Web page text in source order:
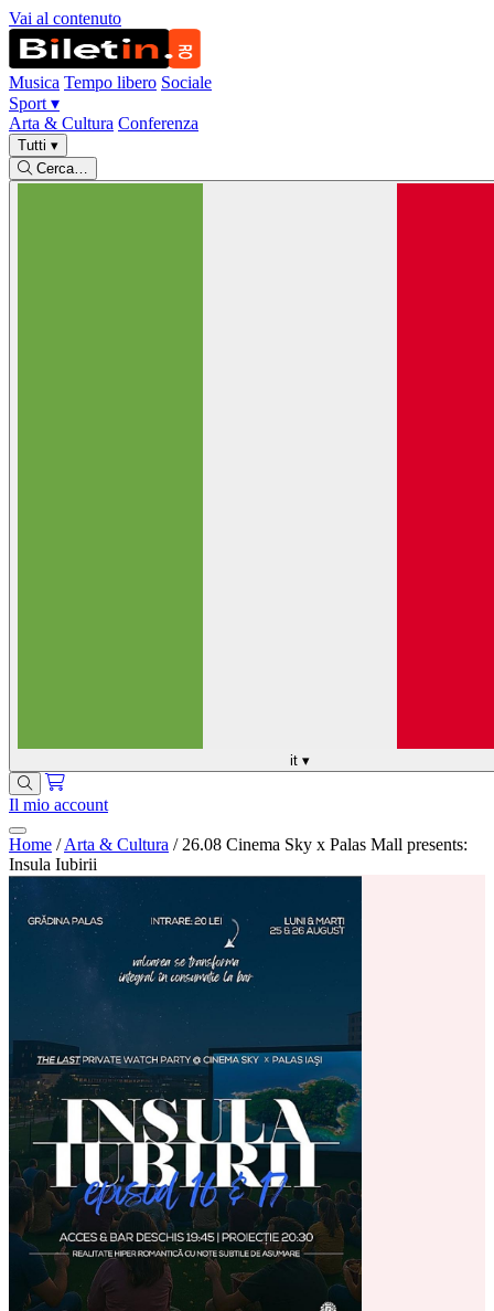
Vai al contenuto
Musica Tempo libero Sociale
Sport ▾
Arta & Cultura Conferenza
Tutti ▾
Cerca…
it ▾
Il mio account
Home / Arta & Cultura / 26.08 Cinema Sky x Palas Mall presents:
Insula Iubirii